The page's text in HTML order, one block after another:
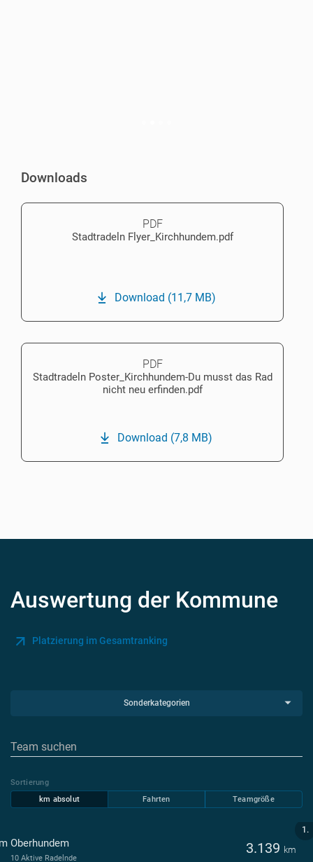
Downloads
PDF
Stadtradeln Flyer_Kirchhundem.pdf
Download (11,7 MB)
PDF
Stadtradeln Poster_Kirchhundem-Du musst das Rad
nicht neu erfinden.pdf
Download (7,8 MB)
Auswertung der Kommune
Platzierung im Gesamtranking
Sonderkategorien
Sortierung
km absolut
Fahrten Teamgröße
1.
Oberhundem 3.139 km
10 Aktive Radelnde